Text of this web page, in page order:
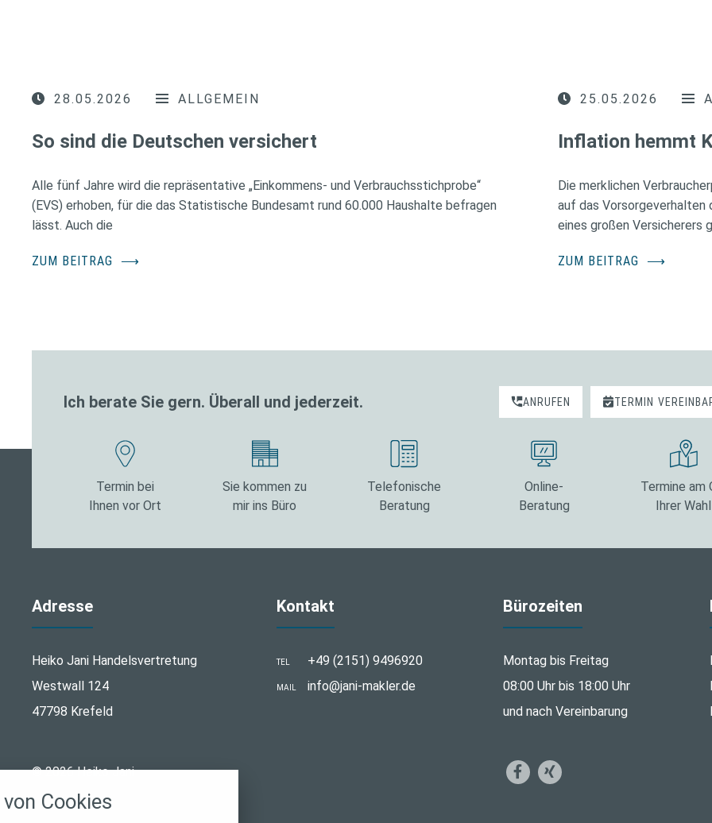
28.05.2026 ALLGEMEIN
So sind die Deutschen versichert
Alle fünf Jahre wird die repräsentative „Einkommens- und Verbrauchsstichprobe“
(EVS) erhoben, für die das Statistische Bundesamt rund 60.000 Haushalte befragen
lässt. Auch die
ZUM BEITRAG ⟶
25.05.2026
Inflation hemmt
Die merklichen
auf das Vorsorgeverhalten
eines großen Versicherers
ZUM BEITRAG ⟶
Ich berate Sie gern. Überall und jederzeit. ANRUFEN TERMIN
Termin bei
Ihnen vor Ort
Sie kommen zu
mir ins Büro
Telefonische
Beratung
Online-
Beratung
Termine am
Ihrer Wahl
Adresse
Heiko Jani Handelsvertretung
Westwall 124
47798 Krefeld
Kontakt
TEL +49 (2151) 9496920
MAIL info@jani-makler.de
Bürozeiten
Montag bis Freitag
08:00 Uhr bis 18:00 Uhr
und nach Vereinbarung
© 2026 Heiko Jani
Cookies
akzeptieren oder zu blockieren.